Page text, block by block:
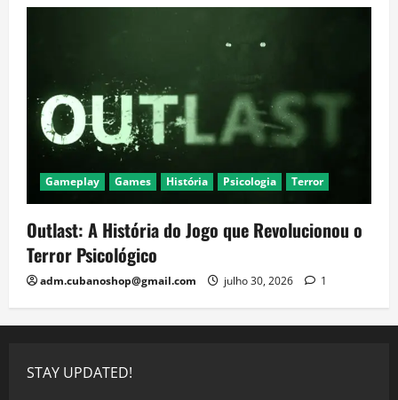
Gameplay Games História Psicologia Terror
Outlast: A História do Jogo que Revolucionou o
Terror Psicológico
adm.cubanoshop@gmail.com julho 30, 2026 1
STAY UPDATED!